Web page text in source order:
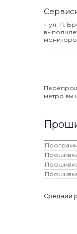
ул. П.
метро вы
Средний